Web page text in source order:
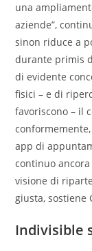
una
aziende”,
sinon riduce a
durante primis
di evidente
fisici – e di
favoriscono – il
app di
continuo
visione di
giusta, sostiene
Indivisible